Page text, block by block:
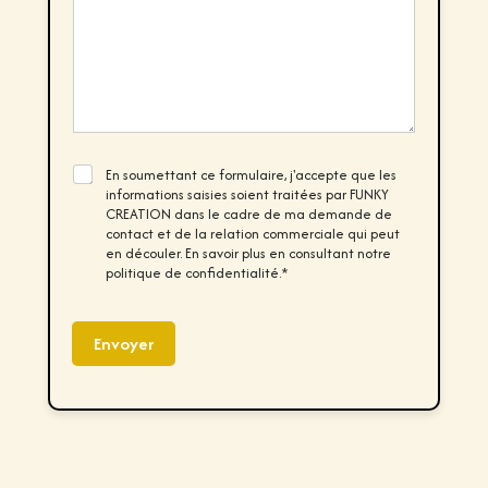
g
e
C
e
*
En soumettant ce formulaire, j'accepte que les
informations saisies soient traitées par FUNKY
CREATION dans le cadre de ma demande de
contact et de la relation commerciale qui peut
en découler. En savoir plus en consultant notre
politique de confidentialité.*
Envoyer